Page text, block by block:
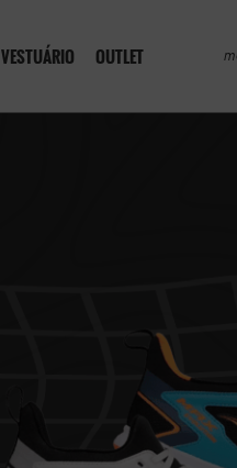
VESTUÁRIO OUTLET